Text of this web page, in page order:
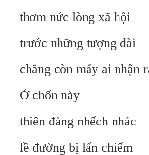
thơm nức lòng xã hội
trước những tượng đài
chẳng còn mấy ai nhận
Ở chốn này
thiên đàng nhếch nhác
lề đường bị lấn chiếm